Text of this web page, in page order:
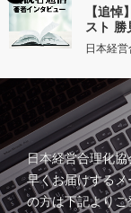
【追
スト 勝
日本経
日本経営合理化
早くお届けする
の方は下記よりご